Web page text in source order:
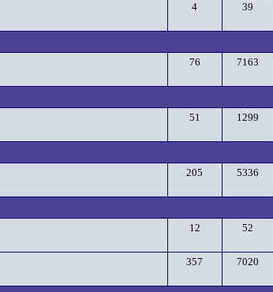
4 39
76 7163
51 1299
205 5336
12 52
357 7020